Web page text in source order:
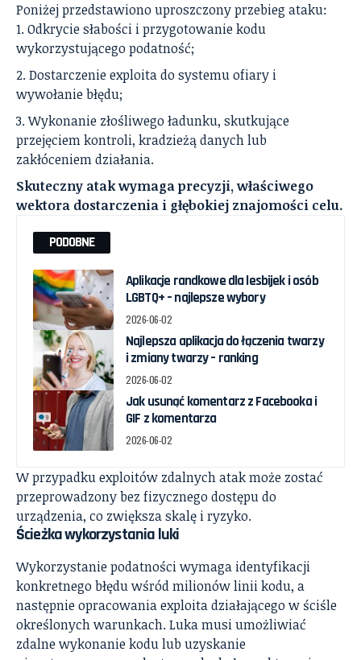
Poniżej przedstawiono uproszczony przebieg ataku:
Odkrycie słabości i przygotowanie kodu
wykorzystującego podatność;
Dostarczenie exploita do systemu ofiary i
wywołanie błędu;
Wykonanie złośliwego ładunku, skutkujące
przejęciem kontroli, kradzieżą danych lub
zakłóceniem działania.
Skuteczny atak wymaga precyzji, właściwego
wektora dostarczenia i głębokiej znajomości celu.
PODOBNE
Aplikacje randkowe dla lesbijek i osób
LGBTQ+ – najlepsze wybory
2026-06-02
Najlepsza aplikacja do łączenia twarzy
i zmiany twarzy – ranking
2026-06-02
Jak usunąć komentarz z Facebooka i
GIF z komentarza
2026-06-02
W przypadku exploitów zdalnych atak może zostać
przeprowadzony bez fizycznego dostępu do
urządzenia, co zwiększa skalę i ryzyko.
Ścieżka wykorzystania luki
Wykorzystanie podatności wymaga identyfikacji
konkretnego błędu wśród milionów linii kodu, a
następnie opracowania exploita działającego w ściśle
określonych warunkach. Luka musi umożliwiać
zdalne wykonanie kodu lub uzyskanie